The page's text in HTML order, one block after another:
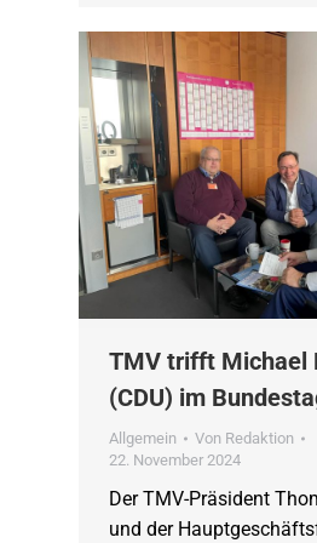
TMV trifft Michael
(CDU) im
Allgemein Von Redaktion
22. November 2024
Der TMV-Präsident
und der